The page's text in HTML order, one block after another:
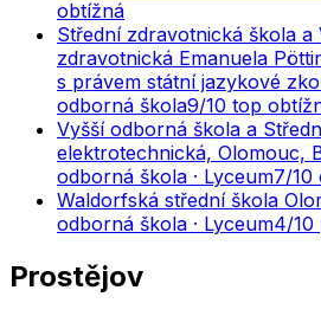
obtížná
Střední zdravotnická škola
zdravotnická Emanuela
s právem státní jazykové
odborná škola9/10 top
Vyšší odborná škola a
elektrotechnická, Olomouc,
odborná škola · Lyceum7/10
Waldorfská střední škola
odborná škola · Lyceum4/10
Prostějov